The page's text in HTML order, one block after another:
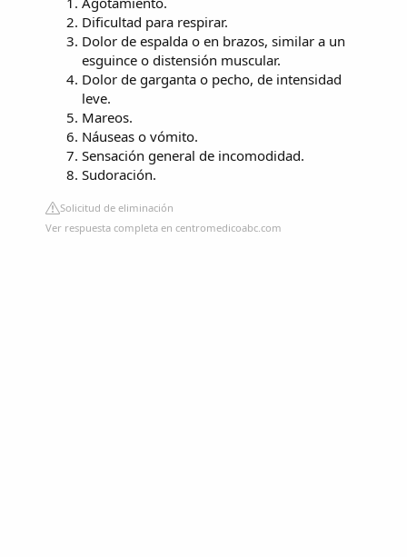
Dificultad para respirar.
Dolor de espalda o en brazos, similar a un
esguince o distensión muscular.
Dolor de garganta o pecho, de intensidad
leve.
Mareos.
Náuseas o vómito.
Sensación general de incomodidad.
Sudoración.
Solicitud de eliminación
Ver respuesta completa en centromedicoabc.com